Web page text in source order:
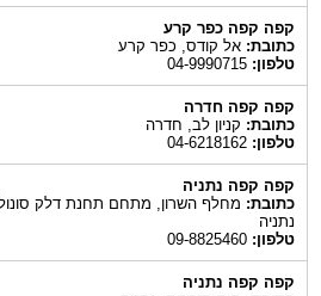
קפה קפה כפר קרע
כתובת:אל קודס, כפר קרע
טלפון:04-9990715
קפה קפה חדרה
כתובת:קניון לב, חדרה
טלפון:04-6218162
קפה קפה נתניה
כתובת:מחלף השרון, מתחם תחנת דלק סונול,
נתניה
טלפון:09-8825460
קפה קפה נתניה